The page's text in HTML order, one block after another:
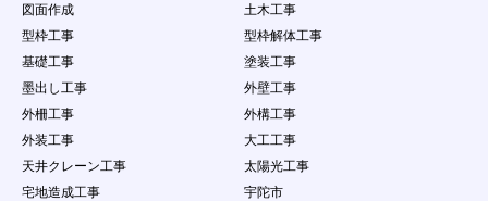
３．会員は当社に対し、他人の著作物を使用したこと
などが原因で紛争、損害賠償の請求などが起こっ
た場合の損害、責任について一切を免責するもの
とし、自らの責任を持って紛争に対処するものと
４．会員は、問合せ量が少ないことを理由として事務
局に対して、何らの請求権を有しないこととしま
す。
５．会員は、本条で定める行為において当社に損害を
図面作成
土木工事
型枠工事
型枠解体工事
基礎工事
塗装工事
墨出し工事
外壁工事
外柵工事
外構工事
外装工事
大工工事
天井クレーン工事
太陽光工事
宅地造成工事
宇陀市